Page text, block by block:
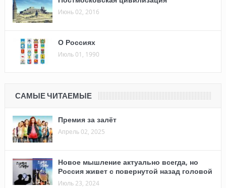
Июнь 02, 2016
О Россиях
Июль 01, 1990
САМЫЕ ЧИТАЕМЫЕ
Премия за залёт
Апрель 02, 2025
Новое мышление актуально всегда, но
Россия живет с повернутой назад головой
Июль 23, 2024